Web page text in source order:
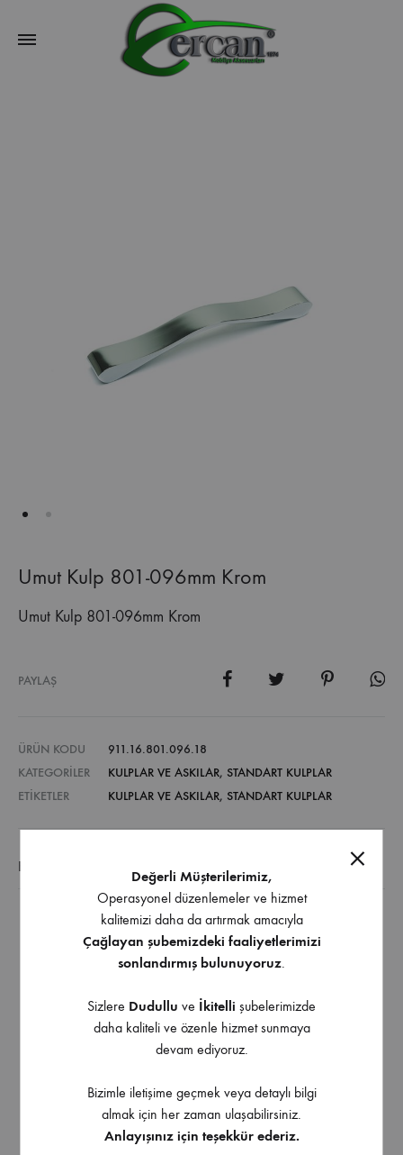
Umut Kulp 801-096mm Krom
Umut Kulp 801-096mm Krom
PAYLAŞ
ÜRÜN KODU
911.16.801.096.18
KATEGORILER
KULPLAR VE ASKILAR, STANDART KULPLAR
ETIKETLER
KULPLAR VE ASKILAR, STANDART KULPLAR
EK BILGI
Diğer Ölçü ve Renk Seçenekleri İçin Bizimle İletişime
Geçebilirsiniz
Krom – Mat Krom – Mat Siyah – Dumanlı Siyah –
Antik – Dumanlı Antik
Füme – Bordo – Kahve – Bronz
Değerli Müşterilerimiz,
Operasyonel düzenlemeler ve hizmet
kalitemizi daha da artırmak amacıyla
Çağlayan şubemizdeki faaliyetlerimizi
sonlandırmış bulunuyoruz
Sizlere Dudullu ve İkitelli şubelerimizde
daha kaliteli ve özenle hizmet sunmaya
devam ediyoruz.
Bizimle iletişime geçmek veya detaylı bilgi
almak için her zaman ulaşabilirsiniz.
Anlayışınız için teşekkür ederiz.